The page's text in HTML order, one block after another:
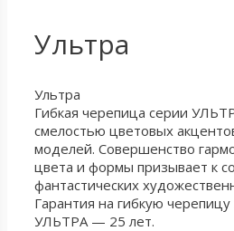
Ультра
Ультра
Гибкая черепица серии
смелостью цветовых
моделей. Совершенство
цвета и формы призывает к
фантастических
Гарантия на гибкую черепицу
УЛЬТРА — 25 лет.